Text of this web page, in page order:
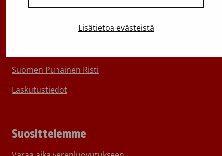
Lisätietoa evästeistä
Ota yhteyttä
Suomen Punainen Risti
Laskutustiedot
Suosittelemme